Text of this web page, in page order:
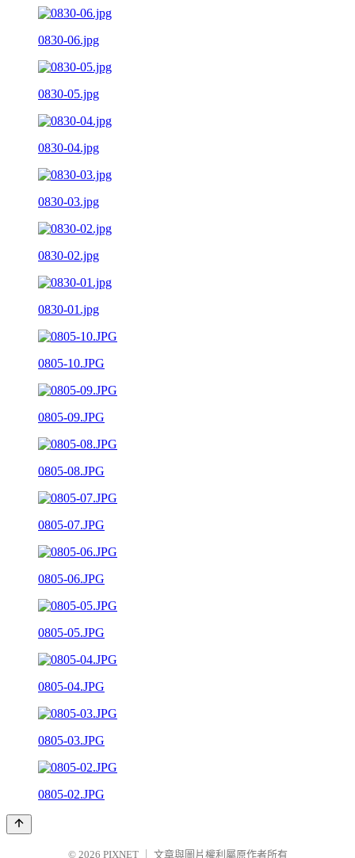
0830-06.jpg
0830-05.jpg
0830-04.jpg
0830-03.jpg
0830-02.jpg
0830-01.jpg
0805-10.JPG
0805-09.JPG
0805-08.JPG
0805-07.JPG
0805-06.JPG
0805-05.JPG
0805-04.JPG
0805-03.JPG
0805-02.JPG
© 2026 PIXNET 文章與圖片權利屬原作者所有